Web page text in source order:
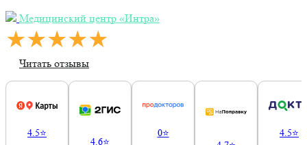
Медицинский центр «Интра»
★★★★★
Читать отзывы
4.5⭐
4.6⭐
0⭐
4.5⭐